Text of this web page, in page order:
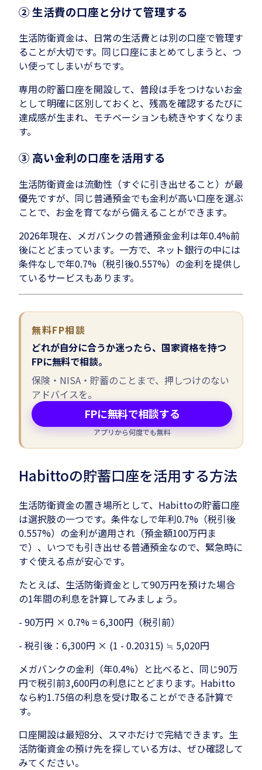
② 生活費の口座と分けて管理する
生活防衛資金は、日常の生活費とは別の口座で管理す
ることが大切です。同じ口座にまとめてしまうと、つ
い使ってしまいがちです。
専用の貯蓄口座を開設して、普段は手をつけないお金
として明確に区別しておくと、残高を確認するたびに
達成感が生まれ、モチベーションも続きやすくなりま
す。
③ 高い金利の口座を活用する
生活防衛資金は流動性（すぐに引き出せること）が最
優先ですが、同じ普通預金でも金利が高い口座を選ぶ
ことで、お金を育てながら備えることができます。
2026年現在、メガバンクの普通預金金利は年0.4%前
後にとどまっています。一方で、ネット銀行の中には
条件なしで年0.7%（税引後0.557%）の金利を提供し
ているサービスもあります。
無料FP相談
どれが自分に合うか迷ったら、国家資格を持つ
FPに無料で相談。
保険・NISA・貯蓄のことまで、押しつけのない
アドバイスを。
FPに無料で相談する
アプリから何度でも無料
Habittoの貯蓄口座を活用する方法
生活防衛資金の置き場所として、Habittoの貯蓄口座
は選択肢の一つです。条件なしで年利0.7%（税引後
0.557%）の金利が適用され（預金額100万円ま
で）、いつでも引き出せる普通預金なので、緊急時に
すぐ使える点が安心です。
たとえば、生活防衛資金として90万円を預けた場合
の1年間の利息を計算してみましょう。
- 90万円 × 0.7% = 6,300円（税引前）
- 税引後：6,300円 × (1 - 0.20315) ≒ 5,020円
メガバンクの金利（年0.4%）と比べると、同じ90万
円で税引前3,600円の利息にとどまります。Habitto
なら約1.75倍の利息を受け取ることができる計算で
す。
口座開設は最短8分、スマホだけで完結できます。生
活防衛資金の預け先を探している方は、ぜひ確認して
みてください。